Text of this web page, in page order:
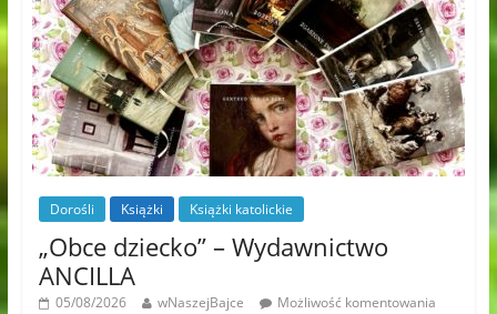
Dorośli Książki Książki katolickie
„Obce dziecko” – Wydawnictwo
ANCILLA
05/08/2026 wNaszejBajce
Możliwość komentowania